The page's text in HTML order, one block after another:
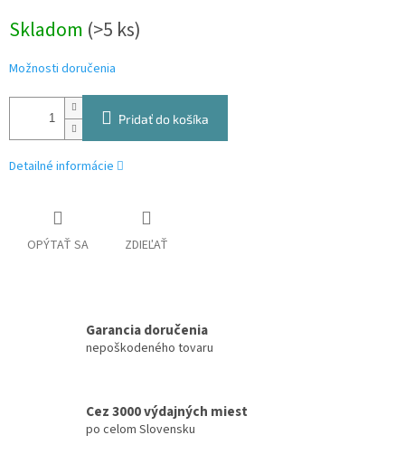
cena:
Skladom (>5 ks)
Možnosti doručenia
Pridať do košíka
Detailné informácie
OPÝTAŤ SA ZDIEĽAŤ
Garancia doručenia
nepoškodeného tovaru
Cez 3000 výdajných miest
po celom Slovensku